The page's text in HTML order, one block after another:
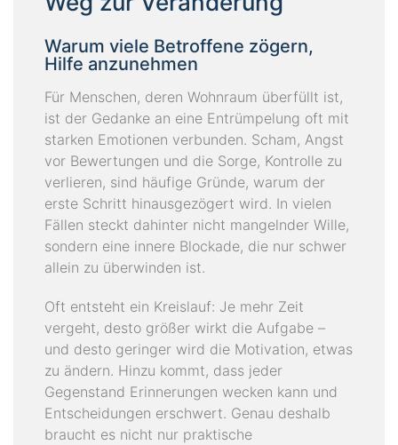
Warum viele Betroffene zögern,
Hilfe anzunehmen
Für Menschen, deren Wohnraum überfüllt ist,
ist der Gedanke an eine Entrümpelung oft mit
starken Emotionen verbunden. Scham, Angst
vor Bewertungen und die Sorge, Kontrolle zu
verlieren, sind häufige Gründe, warum der
erste Schritt hinausgezögert wird. In vielen
Fällen steckt dahinter nicht mangelnder Wille,
sondern eine innere Blockade, die nur schwer
allein zu überwinden ist.
Oft entsteht ein Kreislauf: Je mehr Zeit
vergeht, desto größer wirkt die Aufgabe –
und desto geringer wird die Motivation, etwas
zu ändern. Hinzu kommt, dass jeder
Gegenstand Erinnerungen wecken kann und
Entscheidungen erschwert. Genau deshalb
braucht es nicht nur praktische